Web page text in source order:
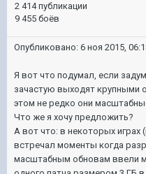
2 414 публикации
9 455 боёв
Опубликовано: 6 ноя 2015,
Я вот что подумал, если
зачастую выходят крупными
этом не редко они
Что же я хочу предложить?
А вот что: в некоторых играх
встречал моменты когда
масштабным обновам ввели